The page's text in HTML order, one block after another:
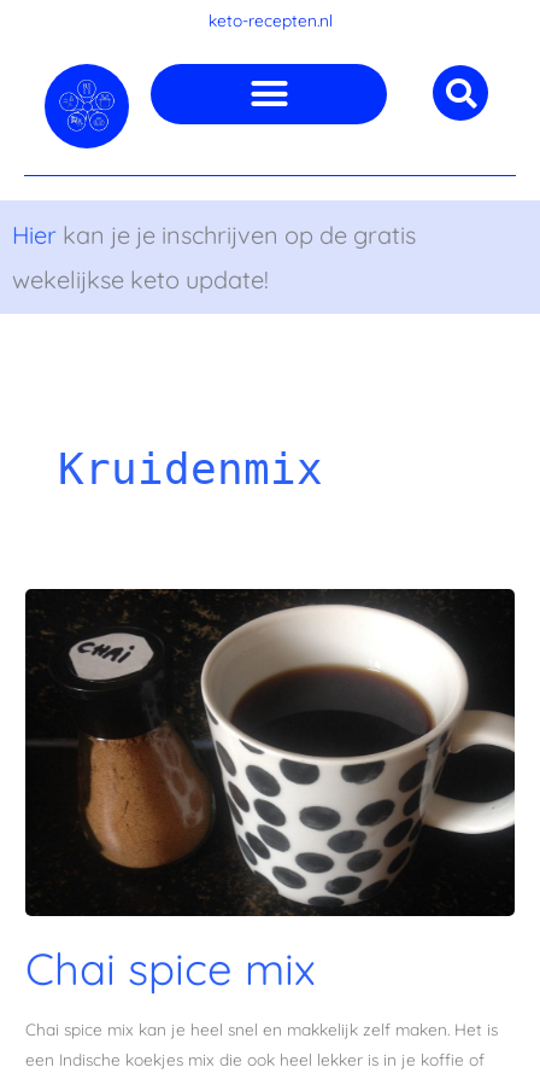
inhoud
keto-recepten.nl
Hier kan je je inschrijven op de gratis
wekelijkse keto update!
Kruidenmix
Chai spice mix
Chai spice mix kan je heel snel en makkelijk zelf maken. Het is
een Indische koekjes mix die ook heel lekker is in je koffie of
spice
mix